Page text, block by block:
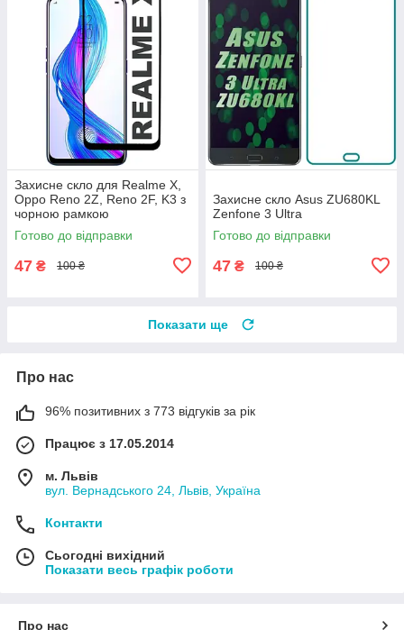
Захисне скло для Realme X,
Oppo Reno 2Z, Reno 2F, K3 з
чорною рамкою
Готово до відправки
47 ₴ 100 ₴
Захисне скло Asus ZU680KL
Zenfone 3 Ultra
Готово до відправки
47 ₴ 100 ₴
Показати ще
Про нас
96% позитивних з 773 відгуків за рік
Працює з 17.05.2014
м. Львів
вул. Вернадського 24, Львів, Україна
Контакти
Сьогодні вихідний
Показати весь графік роботи
Про нас